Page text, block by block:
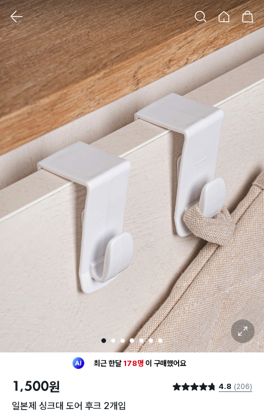
검색 홈 장바구니
클릭 시 이미지 확대 보기 팝업 열림
1 2 3 4 5 6 7
확대 보기
최근 한달 178명 이 구매했어요
구매했어요
1,500원 별점 4.8점 4.8 (206)
일본제 싱크대 도어 후크 2개입